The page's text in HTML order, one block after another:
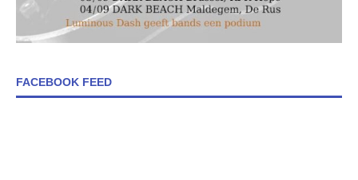
FACEBOOK FEED